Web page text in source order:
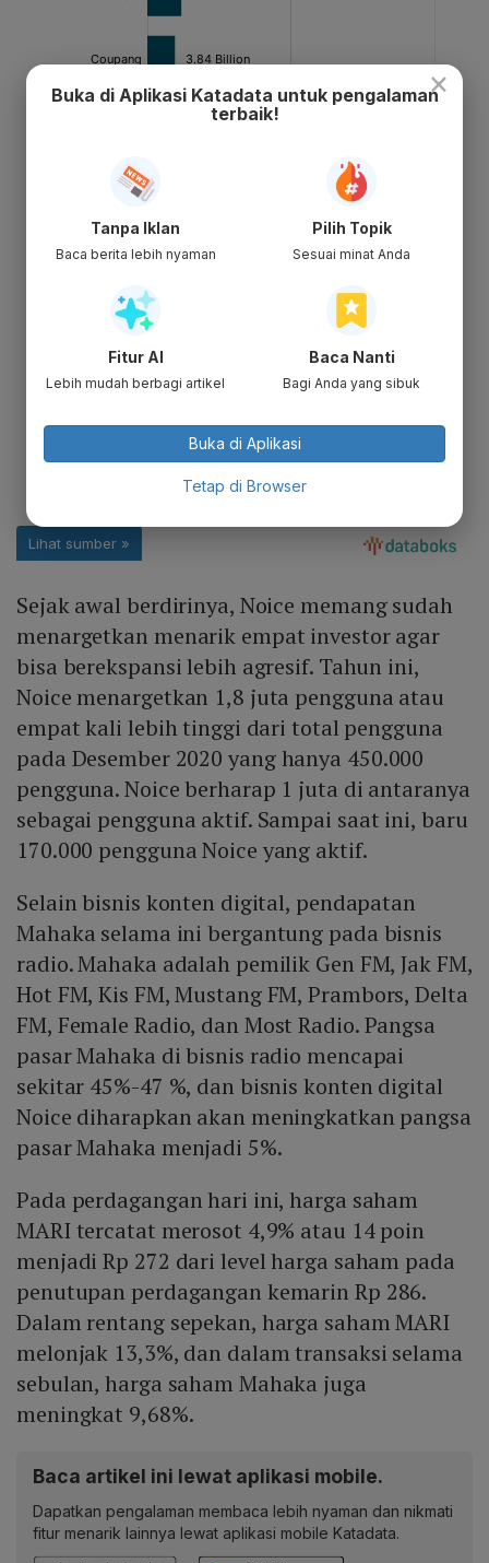
Sejak awal berdirinya, Noice memang sudah
menargetkan menarik empat investor agar
bisa berekspansi lebih agresif. Tahun ini,
Noice menargetkan 1,8 juta pengguna atau
empat kali lebih tinggi dari total pengguna
pada Desember 2020 yang hanya 450.000
pengguna. Noice berharap 1 juta di antaranya
sebagai pengguna aktif. Sampai saat ini, baru
170.000 pengguna Noice yang aktif.
Selain bisnis konten digital, pendapatan
Mahaka selama ini bergantung pada bisnis
radio. Mahaka adalah pemilik Gen FM, Jak FM,
Hot FM, Kis FM, Mustang FM, Prambors, Delta
FM, Female Radio, dan Most Radio. Pangsa
pasar Mahaka di bisnis radio mencapai
sekitar 45%-47 %, dan bisnis konten digital
Noice diharapkan akan meningkatkan pangsa
pasar Mahaka menjadi 5%.
Pada perdagangan hari ini, harga saham
MARI tercatat merosot 4,9% atau 14 poin
menjadi Rp 272 dari level harga saham pada
penutupan perdagangan kemarin Rp 286.
Dalam rentang sepekan, harga saham MARI
melonjak 13,3%, dan dalam transaksi selama
sebulan, harga saham Mahaka juga
meningkat 9,68%.
Baca artikel ini lewat aplikasi mobile.
Dapatkan pengalaman membaca lebih nyaman dan nikmati
fitur menarik lainnya lewat aplikasi mobile Katadata.
×
Buka di Aplikasi Katadata untuk pengalaman
terbaik!
Tanpa Iklan
Baca berita lebih nyaman
Pilih Topik
Sesuai minat Anda
Fitur AI
Lebih mudah berbagi artikel
Baca Nanti
Bagi Anda yang sibuk
Buka di Aplikasi
Tetap di Browser